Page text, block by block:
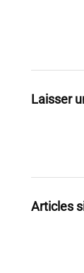
Laisser
Articles